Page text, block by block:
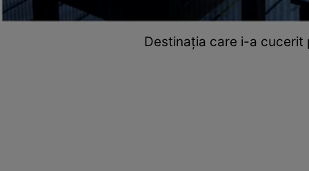
Destinația care i-a cucerit